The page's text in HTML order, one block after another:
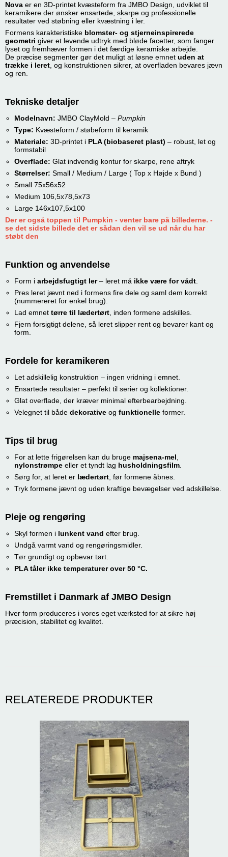
Nova er en 3D-printet kvæsteform fra JMBO Design, udviklet til
keramikere der ønsker ensartede, skarpe og professionelle
resultater ved støbning eller kvæstning i ler.
Formens karakteristiske blomster- og stjerneinspirerede
geometri giver et levende udtryk med bløde facetter, som fanger
lyset og fremhæver formen i det færdige keramiske arbejde.
De præcise segmenter gør det muligt at løsne emnet uden at
trække i leret , og konstruktionen sikrer, at overfladen bevares jævn
og ren.
Tekniske detaljer
Modelnavn: JMBO ClayMold – Pumpkin
Type: Kvæsteform / støbeform til keramik
Materiale: 3D-printet i PLA (biobaseret plast) – robust, let og
formstabil
Overflade: Glat indvendig kontur for skarpe, rene aftryk
Størrelser: Small / Medium / Large ( Top x Højde x Bund )
Small 75x56x52
Medium 106,5x78,5x73
Large 146x107,5x100
Der er også toppen til Pumpkin - venter bare på billederne. -
se det sidste billede det er sådan den vil se ud når du har
støbt den
Funktion og anvendelse
Form i arbejdsfugtigt ler– leret må ikke være for vådt.
Pres leret jævnt ned i formens fire dele og saml dem korrekt
(nummereret for enkel brug).
Lad emnet tørre til lædertørt, inden formene adskilles.
Fjern forsigtigt delene, så leret slipper rent og bevarer kant og
form.
Fordele for keramikeren
Let adskillelig konstruktion – ingen vridning i emnet.
Ensartede resultater – perfekt til serier og kollektioner.
Glat overflade, der kræver minimal efterbearbejdning.
Velegnet til både dekorativeog funktionelleformer.
Tips til brug
For at lette frigørelsen kan du bruge majsena-mel
nylonstrømpeeller et tyndt lag husholdningsfilm.
Sørg for, at leret er lædertørt, før formene åbnes.
Tryk formene jævnt og uden kraftige bevægelser ved adskillelse.
Pleje og rengøring
Skyl formen i lunkent vand efter brug.
Undgå varmt vand og rengøringsmidler.
Tør grundigt og opbevar tørt.
PLA tåler ikke temperaturer over 50 °C.
Fremstillet i Danmark af JMBO Design
Hver form produceres i vores eget værksted for at sikre høj
præcision, stabilitet og kvalitet.
RELATEREDE PRODUKTER